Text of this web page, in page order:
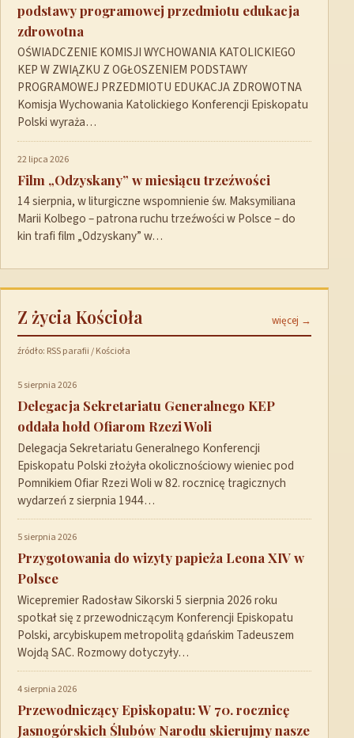
podstawy programowej przedmiotu edukacja
zdrowotna
OŚWIADCZENIE KOMISJI WYCHOWANIA KATOLICKIEGO
KEP W ZWIĄZKU Z OGŁOSZENIEM PODSTAWY
PROGRAMOWEJ PRZEDMIOTU EDUKACJA ZDROWOTNA
Komisja Wychowania Katolickiego Konferencji Episkopatu
Polski wyraża…
22 lipca 2026
Film „Odzyskany” w miesiącu trzeźwości
14 sierpnia, w liturgiczne wspomnienie św. Maksymiliana
Marii Kolbego – patrona ruchu trzeźwości w Polsce – do
kin trafi film „Odzyskany” w…
Z życia Kościoła więcej →
źródło: RSS parafii / Kościoła
5 sierpnia 2026
Delegacja Sekretariatu Generalnego KEP
oddała hołd Ofiarom Rzezi Woli
Delegacja Sekretariatu Generalnego Konferencji
Episkopatu Polski złożyła okolicznościowy wieniec pod
Pomnikiem Ofiar Rzezi Woli w 82. rocznicę tragicznych
wydarzeń z sierpnia 1944…
5 sierpnia 2026
Przygotowania do wizyty papieża Leona XIV w
Polsce
Wicepremier Radosław Sikorski 5 sierpnia 2026 roku
spotkał się z przewodniczącym Konferencji Episkopatu
Polski, arcybiskupem metropolitą gdańskim Tadeuszem
Wojdą SAC. Rozmowy dotyczyły…
4 sierpnia 2026
Przewodniczący Episkopatu: W 70. rocznicę
Jasnogórskich Ślubów Narodu skierujmy nasze